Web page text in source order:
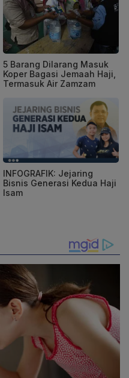
5 Barang Dilarang Masuk
Koper Bagasi Jemaah Haji,
Termasuk Air Zamzam
INFOGRAFIK: Jejaring
Bisnis Generasi Kedua Haji
Isam